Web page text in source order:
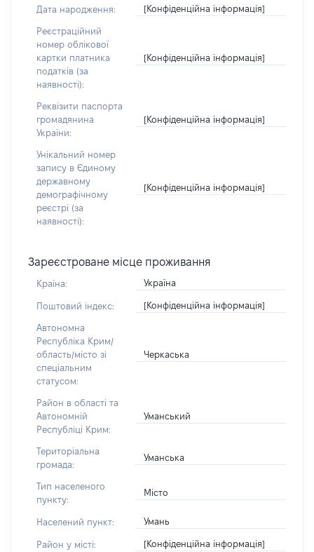
Дата народження: [Конфіденційна інформація]
Реєстраційний
номер облікової
картки платника
податків (за
наявності):
[Конфіденційна інформація]
Реквізити паспорта
громадянина
України:
[Конфіденційна інформація]
Унікальний номер
запису в Єдиному
державному
демографічному
реєстрі (за
наявності):
[Конфіденційна інформація]
Зареєстроване місце проживання
Країна: Україна
Поштовий індекс: [Конфіденційна інформація]
Автономна
Республіка Крим/
область/місто зі
спеціальним
статусом:
Черкаська
Район в області та
Автономній
Республіці Крим:
Уманський
Територіальна
громада:
Уманська
Тип населеного
пункту:
Місто
Населений пункт: Умань
Район у місті: [Конфіденційна інформація]